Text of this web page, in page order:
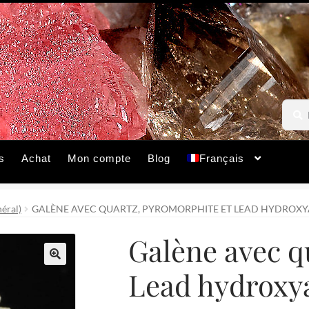
pour :
Achat Mon compte Blog Français
GALÈNE AVEC QUARTZ, PYROMORPHITE ET LEAD
Galène avec
Lead